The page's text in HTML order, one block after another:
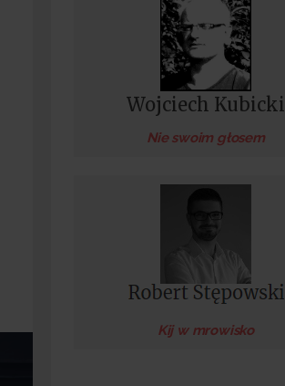
Wojciech Kubicki
Nie swoim głosem
Kij w mrowisko